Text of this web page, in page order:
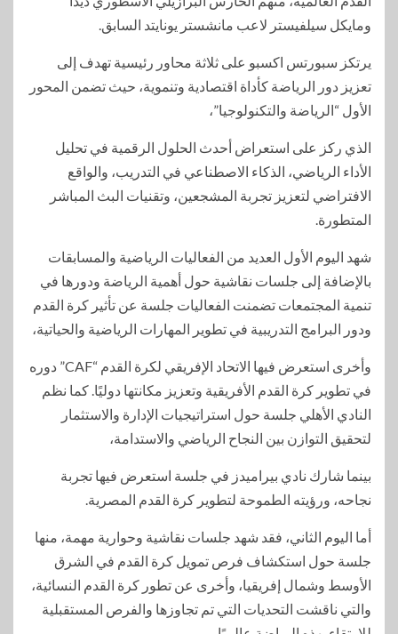
ومايكل سيلفيستر لاعب مانشستر يونايتد السابق.
يرتكز سبورتس اكسبو على ثلاثة محاور رئيسية تهدف إلى
تعزيز دور الرياضة كأداة اقتصادية وتنموية، حيث تضمن المحور
الأول “الرياضة والتكنولوجيا”،
الذي ركز على استعراض أحدث الحلول الرقمية في تحليل
الأداء الرياضي، الذكاء الاصطناعي في التدريب، والواقع
الافتراضي لتعزيز تجربة المشجعين، وتقنيات البث المباشر
المتطورة.
شهد اليوم الأول العديد من الفعاليات الرياضية والمسابقات
بالإضافة إلى جلسات نقاشية حول أهمية الرياضة ودورها في
تنمية المجتمعات تضمنت الفعاليات جلسة عن تأثير كرة القدم
ودور البرامج التدريبية في تطوير المهارات الرياضية والحياتية،
وأخرى استعرض فيها الاتحاد الإفريقي لكرة القدم “CAF” دوره
في تطوير كرة القدم الأفريقية وتعزيز مكانتها دوليًا. كما نظم
النادي الأهلي جلسة حول استراتيجيات الإدارة والاستثمار
لتحقيق التوازن بين النجاح الرياضي والاستدامة،
بينما شارك نادي بيراميدز في جلسة استعرض فيها تجربة
نجاحه، ورؤيته الطموحة لتطوير كرة القدم المصرية.
أما اليوم الثاني، فقد شهد جلسات نقاشية وحوارية مهمة، منها
جلسة حول استكشاف فرص تمويل كرة القدم في الشرق
الأوسط وشمال إفريقيا، وأخرى عن تطور كرة القدم النسائية،
والتي ناقشت التحديات التي تم تجاوزها والفرص المستقبلية